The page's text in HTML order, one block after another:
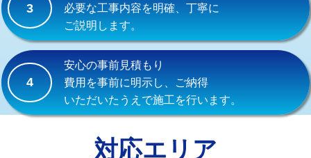
持込商品取付（混合水栓） 16,500円
持込商品取付（浄水器・分岐水栓） 16,500円
給水管工事※（ホール加工)
給水管工事※（バンド止め) 3,300円
3
必要な工事内容を明確、丁寧に
ご説明します。
4
安心の事前見積もり
費用を事前に明示し、ご納得
いただいたうえで施工を行います。
対応エリア